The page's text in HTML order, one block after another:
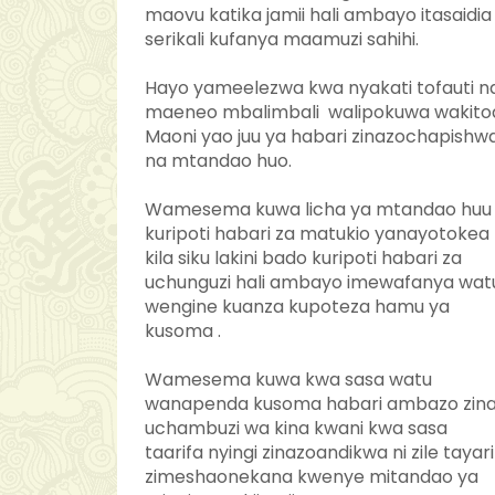
maovu katika jamii hali ambayo itasaidia
serikali kufanya maamuzi sahihi.
Hayo yameelezwa kwa nyakati tofauti
maeneo mbalimbali walipokuwa
Maoni yao juu ya habari
na mtandao huo.
Wamesema kuwa licha ya mtandao huu
kuripoti habari za matukio yanayotokea
kila siku lakini bado kuripoti habari za
uchunguzi hali ambayo imewafanya
wengine kuanza kupoteza hamu ya
kusoma .
Wamesema kuwa kwa sasa watu
wanapenda kusoma habari ambazo zina
uchambuzi wa kina kwani kwa sasa
taarifa nyingi zinazoandikwa ni zile tayari
zimeshaonekana kwenye mitandao ya